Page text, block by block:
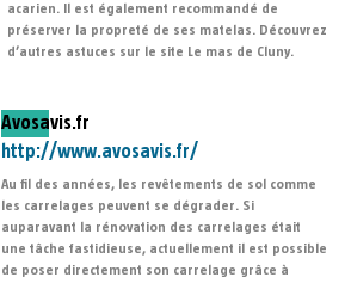
acarien. Il est également recommandé de
préserver la propreté de ses matelas. Découvrez
d’autres astuces sur le site Le mas de Cluny.
Avosavis.fr
http://www.avosavis.fr/
Au fil des années, les revêtements de sol comme
les carrelages peuvent se dégrader. Si
auparavant la rénovation des carrelages était
une tâche fastidieuse, actuellement il est possible
de poser directement son carrelage grâce à